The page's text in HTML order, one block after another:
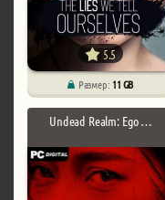
5.5
Размер: 11 GB
Undead Realm: Ego …